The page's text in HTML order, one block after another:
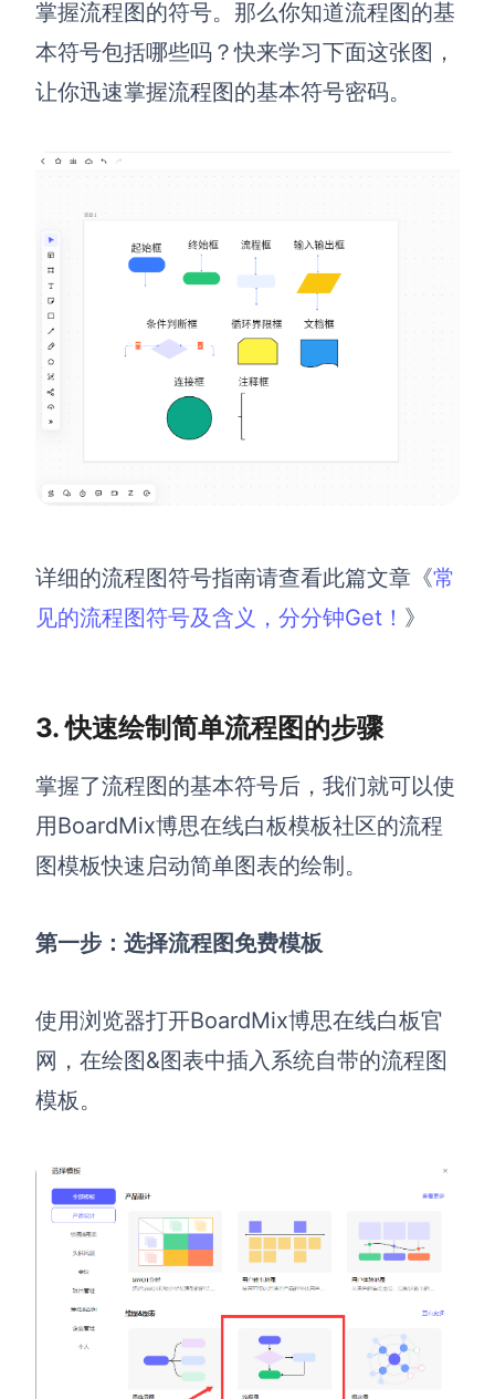
AI生成时间管理四象限
AI生成胜任力模型
AI生成用户画像
AI生成Smart分析
AI生成波士顿矩阵
AI生成波特五力模型
AI生成4P营销理论模型
AI生成安索夫矩阵
AI生成AARRR模型
AI生成PPT
AI生成图片
AI写作
AI对话
管理功能定制 · 专业部署方案
客户案例
用boardmix提升团队协作效率
满足企业级团队协作和管理需求
帮助中心
获取详细功能指南和技术支持
定价
掌握流程图的符号。那么你知道流程图的基
本符号包括哪些吗？快来学习下面这张图，
让你迅速掌握流程图的基本符号密码。
详细的流程图符号指南请查看此篇文章《常
见的流程图符号及含义，分分钟Get！ 》
3. 快速绘制简单流程图的步骤
掌握了流程图的基本符号后，我们就可以使
用BoardMix博思在线白板模板社区的流程
图模板快速启动简单图表的绘制。
第一步： 选择流程图免费模板
使用浏览器打开BoardMix博思在线白板官
网，在绘图&图表中插入系统自带的流程图
模板。